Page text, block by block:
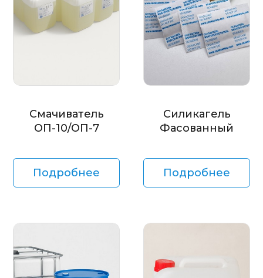
Смачиватель
ОП-10/ОП-7
Подробнее
Силикагель
Фасованный
Подробнее